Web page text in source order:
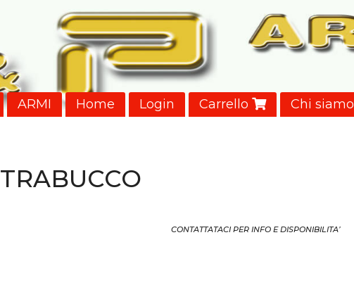
ARMI Home Login Carrello Chi siamo
TRABUCCO
CONTATTATACI PER INFO E DISPONIBILITA’